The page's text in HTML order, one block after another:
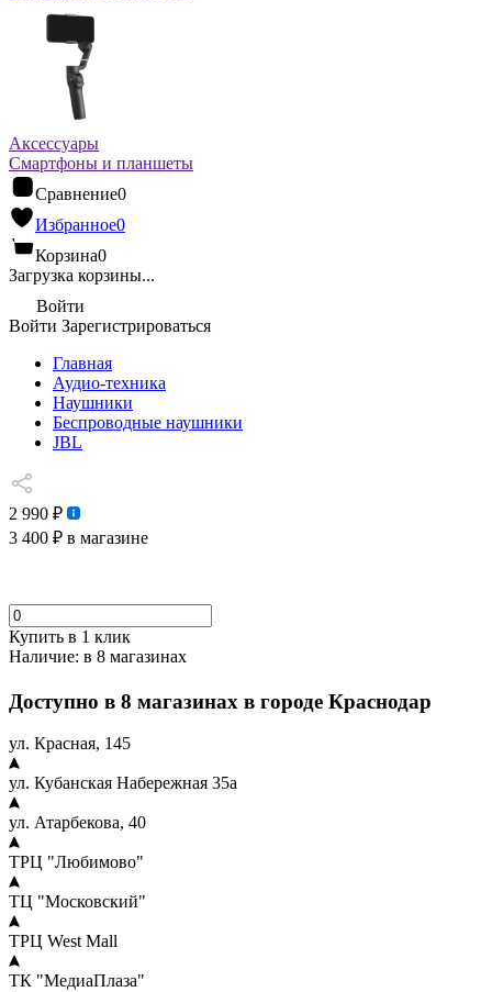
Аксессуары
Смартфоны и планшеты
Сравнение0
Избранное0
Корзина0
Загрузка корзины...
Войти
Войти Зарегистрироваться
Главная
Аудио-техника
Наушники
Беспроводные наушники
JBL
2 990 ₽
3 400 ₽ в магазине
Купить в 1 клик
Наличие: в 8 магазинах
Доступно в 8 магазинах в городе Краснодар
ул. Красная, 145
ул. Кубанская Набережная 35а
ул. Атарбекова, 40
ТРЦ "Любимово"
ТЦ "Московский"
ТРЦ West Mall
ТК "МедиаПлаза"